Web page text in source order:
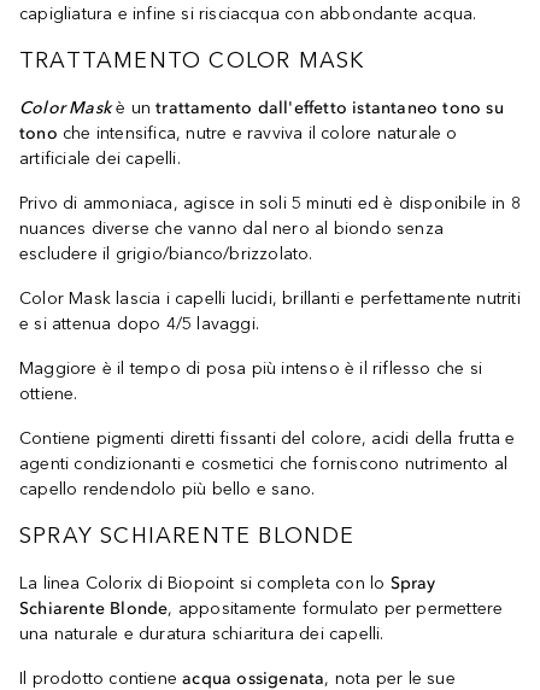
capigliatura e infine si risciacqua con abbondante acqua.
TRATTAMENTO COLOR MASK
Color Maskè untrattamento dall'effetto istantaneo tono su
tono che intensifica, nutre e ravviva il colore naturale o
artificiale dei capelli.
Privo di ammoniaca, agisce in soli 5 minuti ed è disponibile in 8
nuances diverse che vanno dal nero al biondo senza
escludere il grigio/bianco/brizzolato.
Color Mask lascia i capelli lucidi, brillanti e perfettamente nutriti
e si attenua dopo 4/5 lavaggi.
Maggiore è il tempo di posa più intenso è il riflesso che si
ottiene.
Contiene pigmenti diretti fissanti del colore, acidi della frutta e
agenti condizionanti e cosmetici che forniscono nutrimento al
capello rendendolo più bello e sano.
SPRAY SCHIARENTE BLONDE
La linea Colorix di Biopoint si completa con lo Spray
Schiarente Blonde, appositamente formulato per permettere
una naturale e duratura schiaritura dei capelli.
Il prodotto contieneacqua ossigenata, nota per le sue